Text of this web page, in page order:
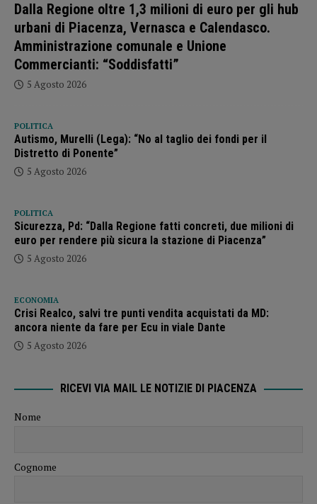
Dalla Regione oltre 1,3 milioni di euro per gli hub
urbani di Piacenza, Vernasca e Calendasco.
Amministrazione comunale e Unione
Commercianti: “Soddisfatti”
5 Agosto 2026
POLITICA
Autismo, Murelli (Lega): “No al taglio dei fondi per il
Distretto di Ponente”
5 Agosto 2026
POLITICA
Sicurezza, Pd: “Dalla Regione fatti concreti, due milioni di
euro per rendere più sicura la stazione di Piacenza”
5 Agosto 2026
ECONOMIA
Crisi Realco, salvi tre punti vendita acquistati da MD:
ancora niente da fare per Ecu in viale Dante
5 Agosto 2026
RICEVI VIA MAIL LE NOTIZIE DI PIACENZA
Nome
Cognome